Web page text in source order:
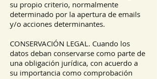
su propio criterio, normalmente
determinado por la apertura de emails
y/o acciones determinantes.
CONSERVACIÓN LEGAL. Cuando los
datos deban conservarse como parte de
una obligación jurídica, con acuerdo a
su importancia como comprobación